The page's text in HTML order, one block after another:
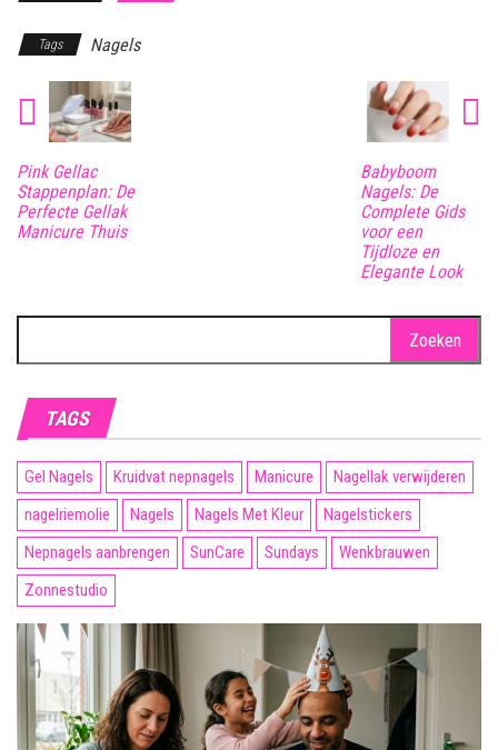
Tags Nagels
Pink Gellac
Stappenplan: De
Perfecte Gellak
Manicure Thuis
Babyboom
Nagels: De
Complete Gids
voor een
Tijdloze en
Elegante Look
naar:
TAGS
Gel Nagels Kruidvat nepnagels Manicure
Nagellak verwijderen
nagelriemolie
Nagels Nagels Met Kleur
Nagelstickers
Nepnagels aanbrengen
SunCare Sundays
Wenkbrauwen
Zonnestudio